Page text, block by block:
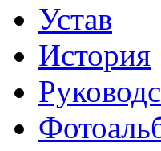
Устав
История